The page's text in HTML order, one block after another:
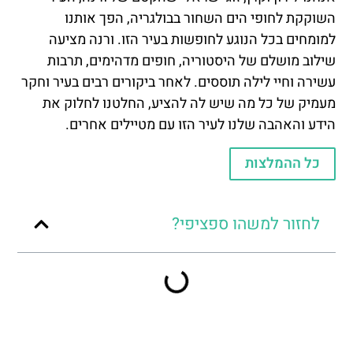
השוקקת לחופי הים השחור בבולגריה, הפך אותנו
למומחים בכל הנוגע לחופשות בעיר הזו. ורנה מציעה
שילוב מושלם של היסטוריה, חופים מדהימים, תרבות
עשירה וחיי לילה תוססים. לאחר ביקורים רבים בעיר וחקר
מעמיק של כל מה שיש לה להציע, החלטנו לחלוק את
הידע והאהבה שלנו לעיר הזו עם מטיילים אחרים.
כל ההמלצות
לחזור למשהו ספציפי?